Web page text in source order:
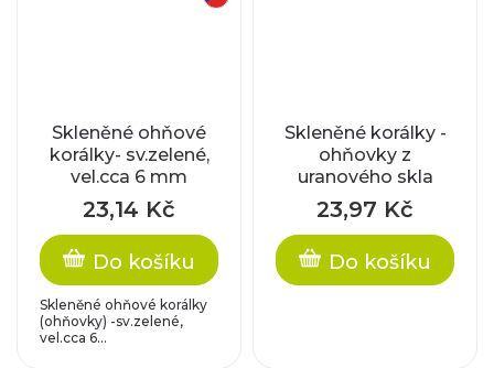
Skleněné ohňové
korálky- sv.zelené,
vel.cca 6 mm
23,14 Kč
Do košíku
Skleněné ohňové korálky
(ohňovky) -sv.zelené,
vel.cca 6...
Skleněné korálky -
ohňovky z
uranového skla
23,97 Kč
Do košíku